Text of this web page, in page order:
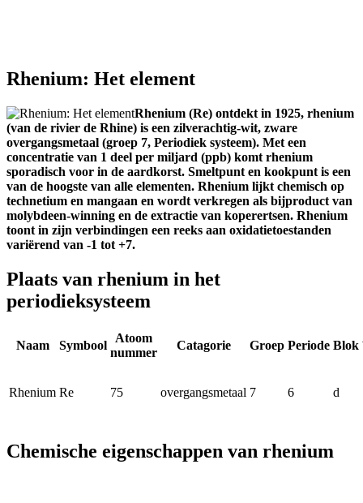
Rhenium: Het element
Rhenium (Re) ontdekt in 1925, rhenium
(van de rivier de Rhine) is een zilverachtig-wit, zware
overgangsmetaal (groep 7, Periodiek systeem). Met een
concentratie van 1 deel per miljard (ppb) komt rhenium
sporadisch voor in de aardkorst. Smeltpunt en kookpunt is een
van de hoogste van alle elementen. Rhenium lijkt chemisch op
technetium en mangaan en wordt verkregen als bijproduct van
molybdeen-winning en de extractie van koperertsen. Rhenium
toont in zijn verbindingen een reeks aan oxidatietoestanden
variërend van -1 tot +7.
Plaats van rhenium in het
periodieksysteem
Naam Symbool
Atoom
nummer
Catagorie Groep Periode Blok
Rhenium Re 75 overgangsmetaal 7 6 d
Chemische eigenschappen van rhenium